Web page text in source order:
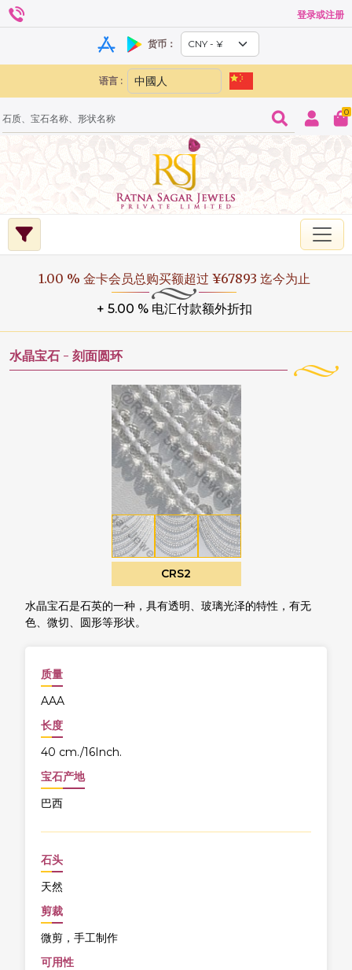
登录或注册
货币：
语言 :
0
1.00 % 金卡会员总购买额超过 ¥67893 迄今为止
+ 5.00 % 电汇付款额外折扣
水晶宝石 - 刻面圆环
CRS2
水晶宝石是石英的一种，具有透明、玻璃光泽的特性，有无
色、微切、圆形等形状。
质量
AAA
长度
40 cm./16Inch.
宝石产地
巴西
石头
天然
剪裁
微剪，手工制作
可用性